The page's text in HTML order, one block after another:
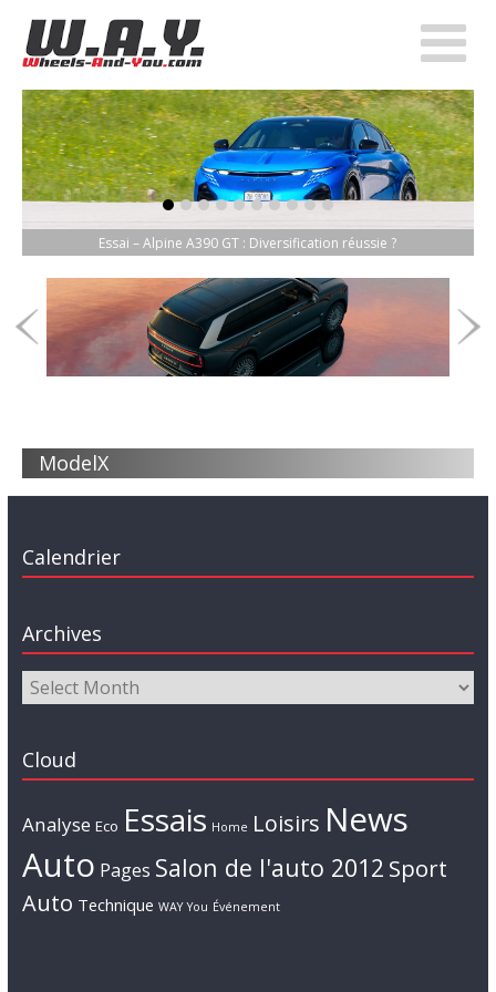
Essai – Alpine A390 GT : Diversification réussie ?
item-0
item-1
item-2
item-3
item-4
item-5
item-6
item-7
item-8
item-9
ModelX
Calendrier
Archives
Cloud
Analyse Eco Essais Home Loisirs News
Auto Pages Salon de l'auto 2012 Sport
Auto Technique WAY You Événement